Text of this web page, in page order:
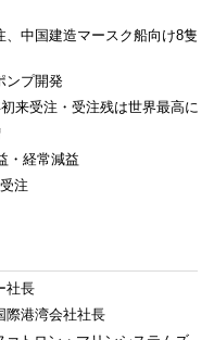
中国建造マースク船向け8隻
ンプ開発
来受注・受注残は世界最高に
・経常減益
注
社長
際港湾会社社長